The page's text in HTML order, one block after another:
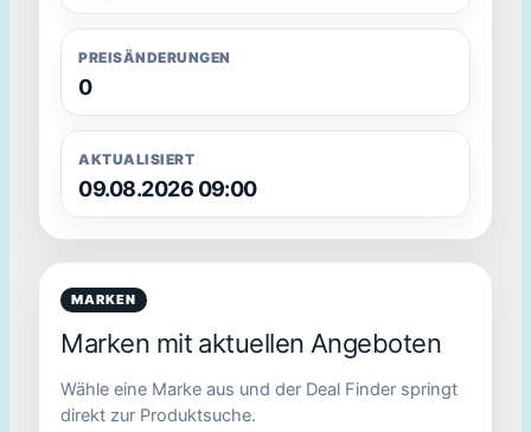
1
BECO 7-Zonen Taschenfederkern-Matratze ""Maxima
PREISÄNDERUNGEN
0
AKTUALISIERT
09.08.2026 09:00
MARKEN
Marken mit aktuellen Angeboten
Wähle eine Marke aus und der Deal Finder springt
direkt zur Produktsuche.